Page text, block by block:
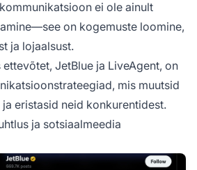
ei ole ainult
on kogemuste loomine,
ja lojaalsust.
JetBlue ja LiveAgent, on
mis muutsid
eristasid neid konkurentidest.
ja sotsiaalmeedia